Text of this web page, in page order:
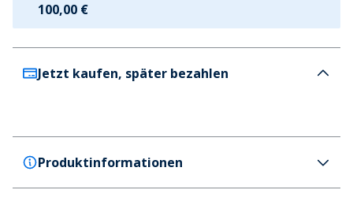
100,00 €
Jetzt kaufen, später bezahlen
Produktinformationen